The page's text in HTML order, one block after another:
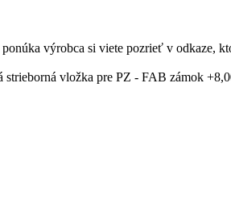
výrobca si viete pozrieť v odkaze,
strieborná vložka pre PZ - FAB zámok